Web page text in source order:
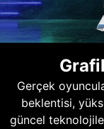
Gerçek
beklentisi,
güncel